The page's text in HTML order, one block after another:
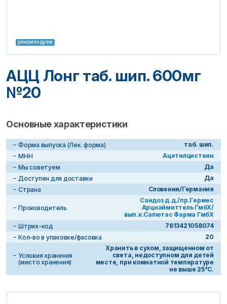
рекомендуем
АЦЦ Лонг таб. шип. 600мг
№20
Основные характеристики
Форма выпуска (Лек. форма)
таб. шип.
МНН
Ацетилцистеин
Мы советуем
Да
Доступен для доставки
Да
Страна
Словения/Германия
Производитель
Сандоз д.д./пр.Гермес
Арцнаймиттель ГмбХ/
вып.к.Салютас Фарма ГмбХ
Штрих-код
7613421058074
Кол-во в упаковке/фасовка
20
Условия хранения
(место хранения)
Хранить в сухом, защищенном от
света, недоступном для детей
месте, при комнатной температуре
не выше 25°С.